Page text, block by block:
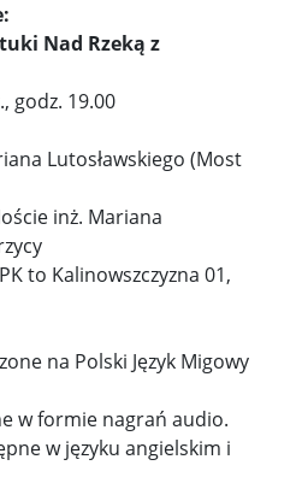
Nad Rzeką z
godz. 19.00
Lutosławskiego (Most
inż. Mariana
to Kalinowszczyzna 01,
na Polski Język Migowy
w formie nagrań audio.
w języku angielskim i